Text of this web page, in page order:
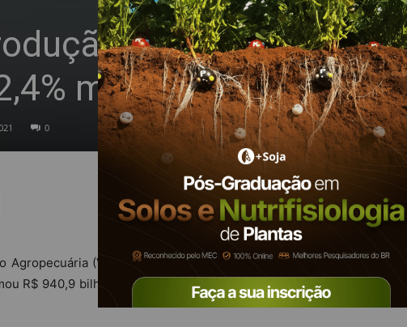
Agropecuária de
maior que o do ano
0
Agropecuária (VBP) deste ano aumentou, em valores reais, 12,4%
R$ 940,9 bilhões. O valor absoluto previsto é de R$ 1,057 trilhão,